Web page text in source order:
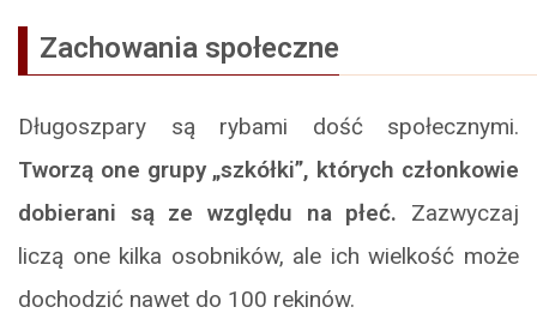
Zachowania społeczne
Długoszpary są rybami dość społecznymi.
Tworzą one grupy „szkółki”, których członkowie
dobierani są ze względu na płeć. Zazwyczaj
liczą one kilka osobników, ale ich wielkość może
dochodzić nawet do 100 rekinów.